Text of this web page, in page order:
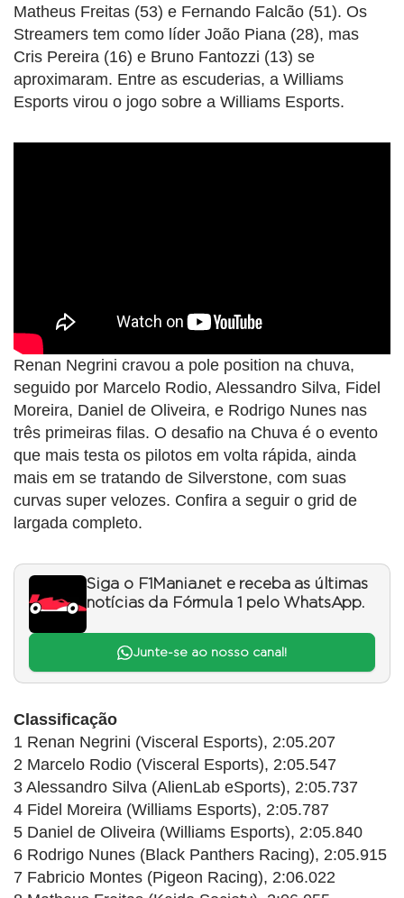
Matheus Freitas (53) e Fernando Falcão (51). Os
Streamers tem como líder João Piana (28), mas
Cris Pereira (16) e Bruno Fantozzi (13) se
aproximaram. Entre as escuderias, a Williams
Esports virou o jogo sobre a Williams Esports.
Renan Negrini cravou a pole position na chuva,
seguido por Marcelo Rodio, Alessandro Silva, Fidel
Moreira, Daniel de Oliveira, e Rodrigo Nunes nas
três primeiras filas. O desafio na Chuva é o evento
que mais testa os pilotos em volta rápida, ainda
mais em se tratando de Silverstone, com suas
curvas super velozes. Confira a seguir o grid de
largada completo.
Siga o F1Mania.net e receba as últimas
notícias da Fórmula 1 pelo WhatsApp.
Junte-se ao nosso canal!
Classificação
1 Renan Negrini (Visceral Esports), 2:05.207
2 Marcelo Rodio (Visceral Esports), 2:05.547
3 Alessandro Silva (AlienLab eSports), 2:05.737
4 Fidel Moreira (Williams Esports), 2:05.787
5 Daniel de Oliveira (Williams Esports), 2:05.840
6 Rodrigo Nunes (Black Panthers Racing), 2:05.915
7 Fabricio Montes (Pigeon Racing), 2:06.022